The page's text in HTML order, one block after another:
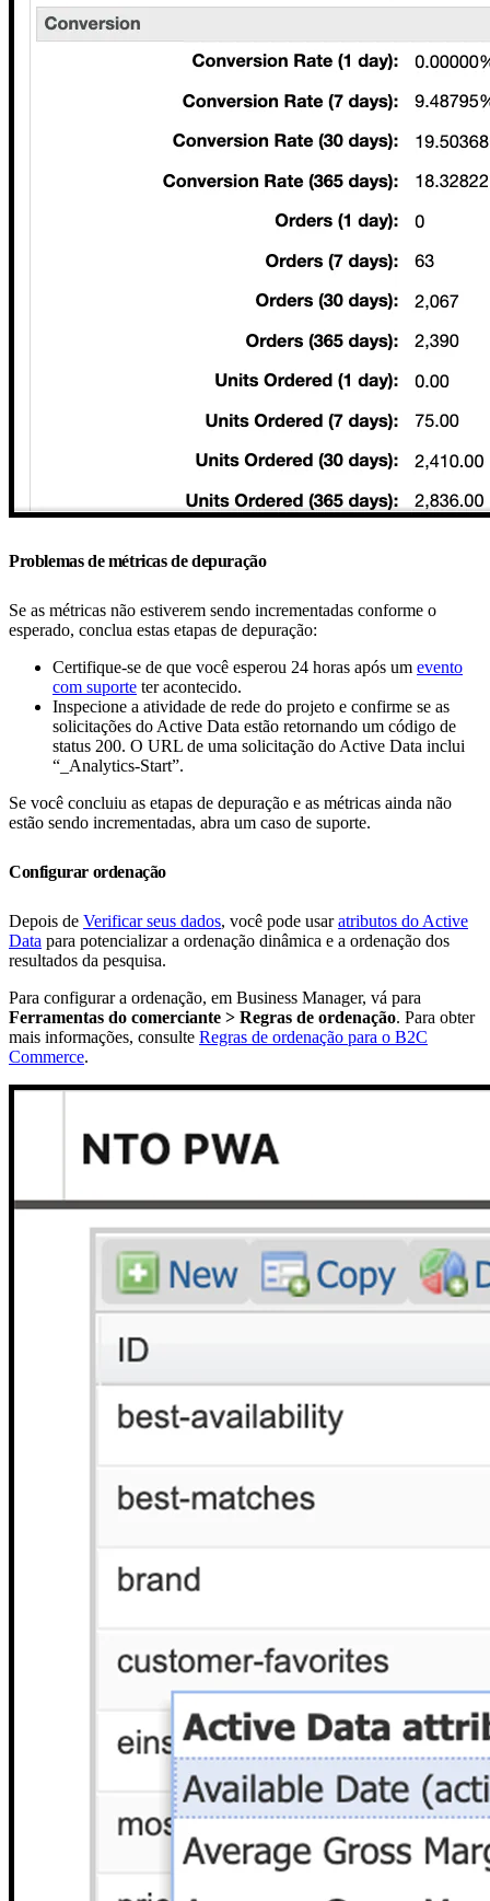
Problemas de métricas de depuração
Se as métricas não estiverem sendo incrementadas conforme o
esperado, conclua estas etapas de depuração:
Certifique-se de que você esperou 24 horas após um evento
com suporte ter acontecido.
Inspecione a atividade de rede do projeto e confirme se as
solicitações do Active Data estão retornando um código de
status 200. O URL de uma solicitação do Active Data inclui
“_Analytics-Start”.
Se você concluiu as etapas de depuração e as métricas ainda não
estão sendo incrementadas, abra um caso de suporte.
Configurar ordenação
Depois de Verificar seus dados, você pode usaratributos do Active
Data para potencializar a ordenação dinâmica e a ordenação dos
resultados da pesquisa.
Para configurar a ordenação, em Business Manager, vá para
Ferramentas do comerciante > Regras de ordenação. Para obter
mais informações, consulte Regras de ordenação para o B2C
Commerce.